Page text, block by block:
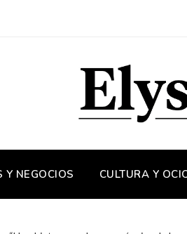
Y NEGOCIOS CULTURA Y